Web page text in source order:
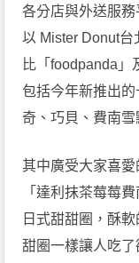
各分店與外送服務
以 Mister Donut
比「foodpanda」
包括今年新推出
奇、巧貝、費南雪
其中廣受大家喜
「達利抹茶莓莓
日式甜甜圈，酥
甜圈一樣讓人吃